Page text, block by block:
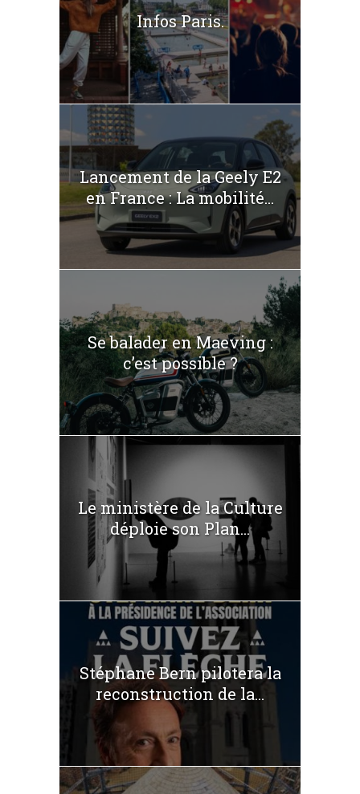
Infos Paris.
Lancement de la Geely E2
en France : La mobilité...
Se balader en Maeving :
c’est possible ?
Le ministère de la Culture
déploie son Plan...
Stéphane Bern pilotera la
reconstruction de la...